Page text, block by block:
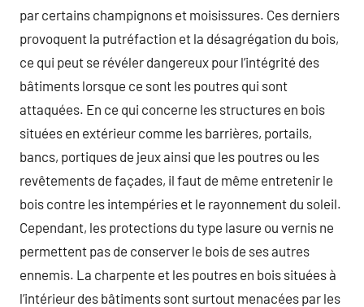
par certains champignons et moisissures. Ces derniers
provoquent la putréfaction et la désagrégation du bois,
ce qui peut se révéler dangereux pour l’intégrité des
bâtiments lorsque ce sont les poutres qui sont
attaquées. En ce qui concerne les structures en bois
situées en extérieur comme les barrières, portails,
bancs, portiques de jeux ainsi que les poutres ou les
revêtements de façades, il faut de même entretenir le
bois contre les intempéries et le rayonnement du soleil.
Cependant, les protections du type lasure ou vernis ne
permettent pas de conserver le bois de ses autres
ennemis. La charpente et les poutres en bois situées à
l’intérieur des bâtiments sont surtout menacées par les